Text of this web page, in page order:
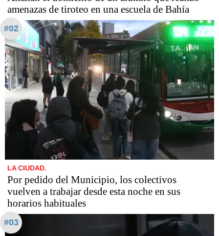
amenazas de tiroteo en una escuela de Bahía
#02
LA CIUDAD.
Por pedido del Municipio, los colectivos
vuelven a trabajar desde esta noche en sus
horarios habituales
#03